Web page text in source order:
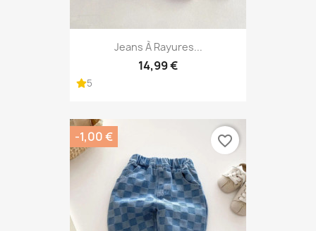
Jeans À Rayures...
14,99 €
5
-1,00 € favorite_border